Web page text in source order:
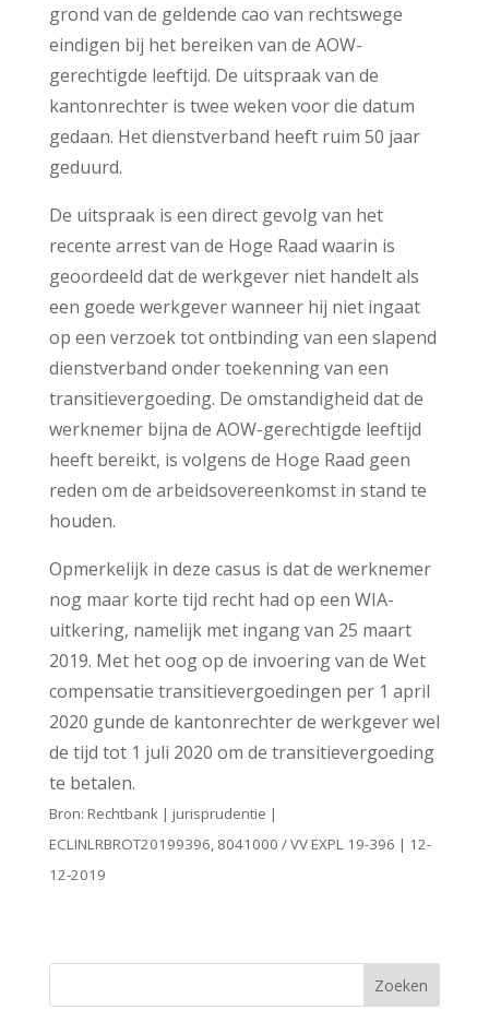
grond van de geldende cao van rechtswege
eindigen bij het bereiken van de AOW-
gerechtigde leeftijd. De uitspraak van de
kantonrechter is twee weken voor die datum
gedaan. Het dienstverband heeft ruim 50 jaar
geduurd.
De uitspraak is een direct gevolg van het
recente arrest van de Hoge Raad waarin is
geoordeeld dat de werkgever niet handelt als
een goede werkgever wanneer hij niet ingaat
op een verzoek tot ontbinding van een slapend
dienstverband onder toekenning van een
transitievergoeding. De omstandigheid dat de
werknemer bijna de AOW-gerechtigde leeftijd
heeft bereikt, is volgens de Hoge Raad geen
reden om de arbeidsovereenkomst in stand te
houden.
Opmerkelijk in deze casus is dat de werknemer
nog maar korte tijd recht had op een WIA-
uitkering, namelijk met ingang van 25 maart
2019. Met het oog op de invoering van de Wet
compensatie transitievergoedingen per 1 april
2020 gunde de kantonrechter de werkgever wel
de tijd tot 1 juli 2020 om de transitievergoeding
te betalen.
Bron: Rechtbank | jurisprudentie |
ECLINLRBROT20199396, 8041000 / VV EXPL 19-396 | 12-
12-2019